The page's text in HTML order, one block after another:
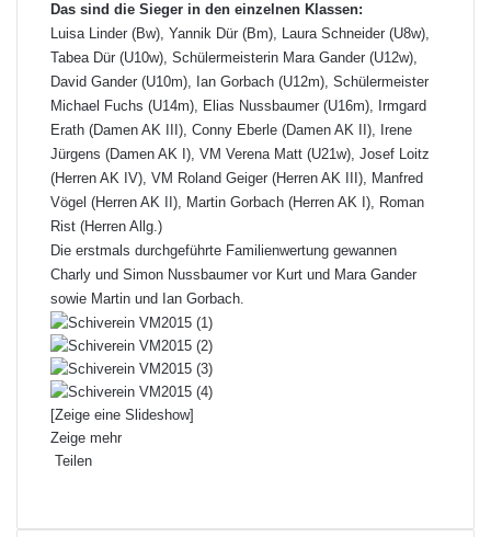
Das sind die Sieger in den einzelnen Klassen:
Luisa Linder (Bw), Yannik Dür (Bm), Laura Schneider (U8w),
Tabea Dür (U10w), Schülermeisterin Mara Gander (U12w),
David Gander (U10m), Ian Gorbach (U12m), Schülermeister
Michael Fuchs (U14m), Elias Nussbaumer (U16m), Irmgard
Erath (Damen AK III), Conny Eberle (Damen AK II), Irene
Jürgens (Damen AK I), VM Verena Matt (U21w), Josef Loitz
(Herren AK IV), VM Roland Geiger (Herren AK III), Manfred
Vögel (Herren AK II), Martin Gorbach (Herren AK I), Roman
Rist (Herren Allg.)
Die erstmals durchgeführte Familienwertung gewannen
Charly und Simon Nussbaumer vor Kurt und Mara Gander
sowie Martin und Ian Gorbach.
[Zeige eine Slideshow]
Zeige mehr
Teilen
cnnaiu